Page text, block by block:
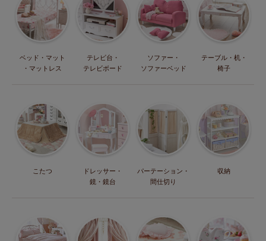
ベッド・マット
・マットレス
テレビ台・
テレビボード
ソファー・
ソファーベッド
テーブル・机・
椅子
こたつ
ドレッサー・
鏡・鏡台
パーテーション・
間仕切り
収納